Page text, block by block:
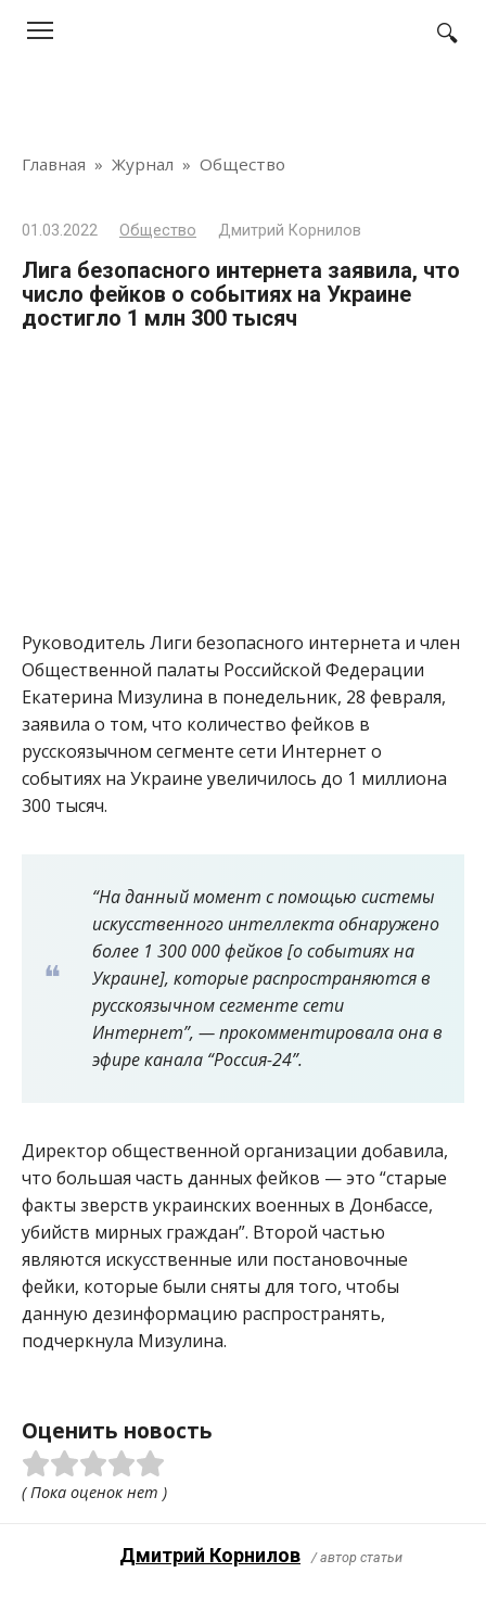
Главная » Журнал » Общество
01.03.2022 Общество Дмитрий Корнилов
Лига безопасного интернета заявила, что
число фейков о событиях на Украине
достигло 1 млн 300 тысяч
Руководитель Лиги безопасного интернета и член
Общественной палаты Российской Федерации
Екатерина Мизулина в понедельник, 28 февраля,
заявила о том, что количество фейков в
русскоязычном сегменте сети Интернет о
событиях на Украине увеличилось до 1 миллиона
300 тысяч.
“На данный момент с помощью системы
искусственного интеллекта обнаружено
более 1 300 000 фейков [о событиях на
Украине], которые распространяются в
русскоязычном сегменте сети
Интернет”, — прокомментировала она в
эфире канала “Россия-24”.
Директор общественной организации добавила,
что большая часть данных фейков — это “старые
факты зверств украинских военных в Донбассе,
убийств мирных граждан”. Второй частью
являются искусственные или постановочные
фейки, которые были сняты для того, чтобы
данную дезинформацию распространять,
подчеркнула Мизулина.
Оценить новость
( Пока оценок нет )
Дмитрий Корнилов / автор статьи